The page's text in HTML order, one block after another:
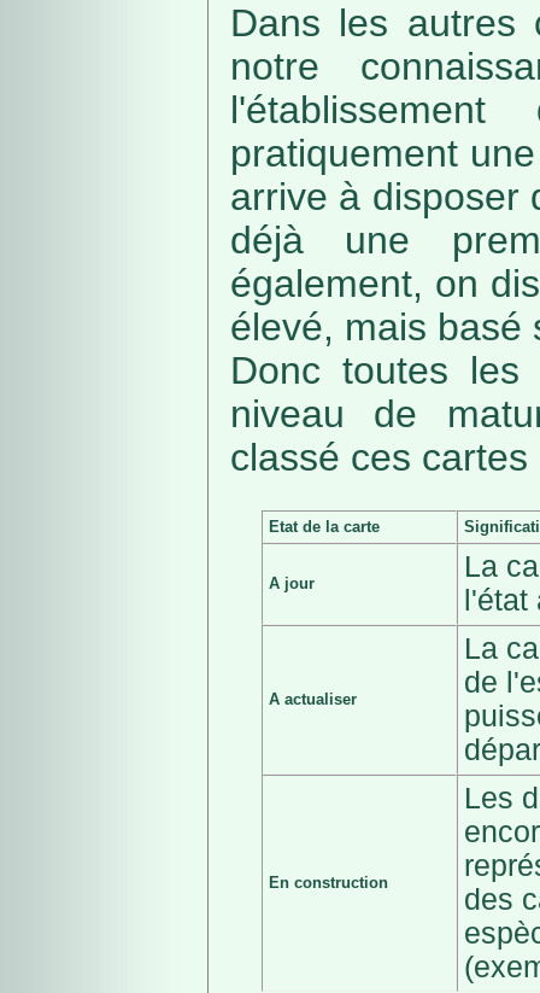
Dans les autres
notre
pratiquement
arrive à disposer
déjà une
également, on
élevé, mais basé
Donc toutes
niveau de
classé ces
Etat de la carte
A jour
La
A actualiser
La
de
En construction
Les
des